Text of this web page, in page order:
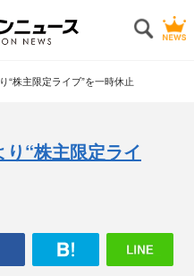
“株主限定ライブ”を一時休止
“株主限定ライ